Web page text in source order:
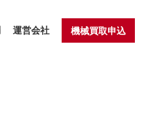
運営会社 機械買取申込